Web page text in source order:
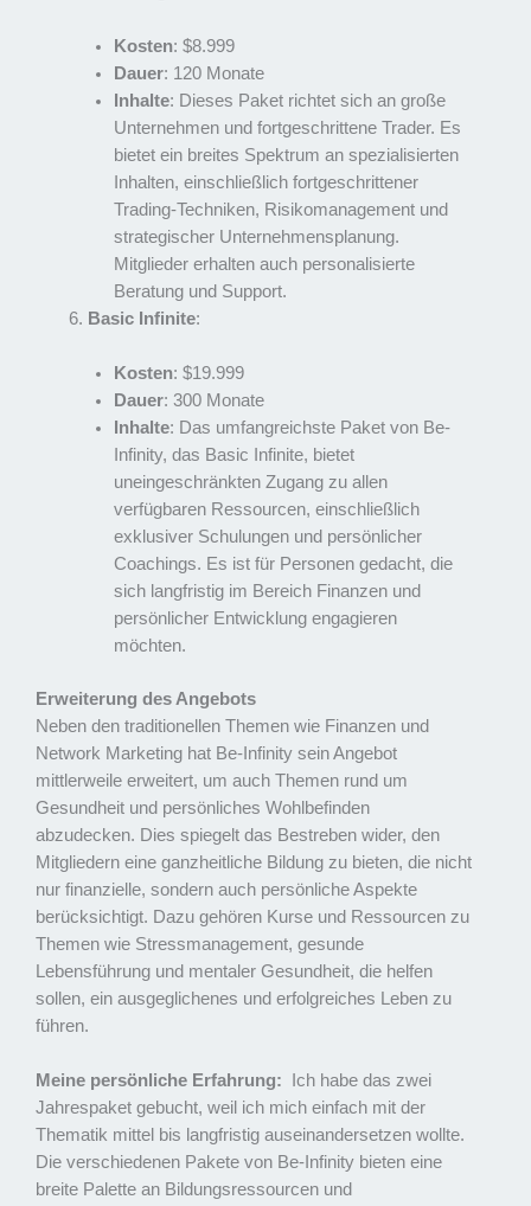
Kosten: $8.999
Dauer: 120 Monate
Inhalte: Dieses Paket richtet sich an große
Unternehmen und fortgeschrittene Trader. Es
bietet ein breites Spektrum an spezialisierten
Inhalten, einschließlich fortgeschrittener
Trading-Techniken, Risikomanagement und
strategischer Unternehmensplanung.
Mitglieder erhalten auch personalisierte
Beratung und Support.
Basic Infinite:
Kosten: $19.999
Dauer: 300 Monate
Inhalte: Das umfangreichste Paket von Be-
Infinity, das Basic Infinite, bietet
uneingeschränkten Zugang zu allen
verfügbaren Ressourcen, einschließlich
exklusiver Schulungen und persönlicher
Coachings. Es ist für Personen gedacht, die
sich langfristig im Bereich Finanzen und
persönlicher Entwicklung engagieren
möchten.
Erweiterung des Angebots
Neben den traditionellen Themen wie Finanzen und
Network Marketing hat Be-Infinity sein Angebot
mittlerweile erweitert, um auch Themen rund um
Gesundheit und persönliches Wohlbefinden
abzudecken. Dies spiegelt das Bestreben wider, den
Mitgliedern eine ganzheitliche Bildung zu bieten, die nicht
nur finanzielle, sondern auch persönliche Aspekte
berücksichtigt. Dazu gehören Kurse und Ressourcen zu
Themen wie Stressmanagement, gesunde
Lebensführung und mentaler Gesundheit, die helfen
sollen, ein ausgeglichenes und erfolgreiches Leben zu
führen.
Meine persönliche Erfahrung:
Ich habe das zwei
Jahrespaket gebucht, weil ich mich einfach mit der
Thematik mittel bis langfristig auseinandersetzen wollte.
Die verschiedenen Pakete von Be-Infinity bieten eine
breite Palette an Bildungsressourcen und